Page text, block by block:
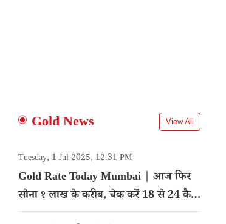
Gold News View All
Tuesday, 1 Jul 2025, 12.31 PM
Gold Rate Today Mumbai | आज फिर
सोना १ लाख के करीब, चेक करें 18 से 24 कैरेट
गोल्ड का रेट